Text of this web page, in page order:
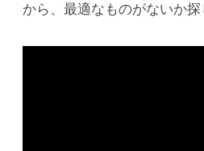
から、最適なものがないか探